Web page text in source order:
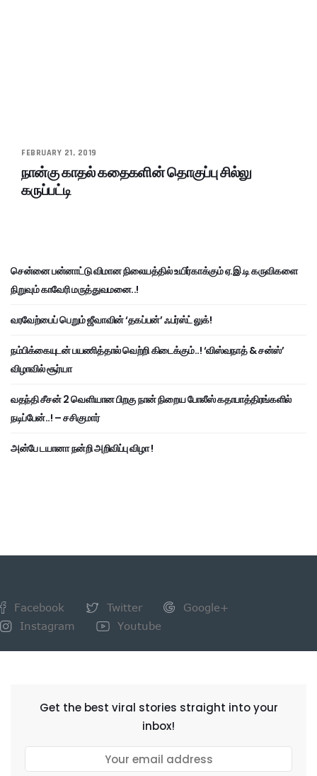
FEBRUARY 21, 2019
நான்கு காதல் கதைகளின் தொகுப்பு சில்லு
கருப்பட்டி
சென்னை பன்னாட்டு விமான நிலையத்தில் உயிர்காக்கும் ஏ.இ.டி கருவிகளை
நிறுவும் காவேரி மருத்துவமனை..!
வரவேற்பைப் பெறும் ஜீவாவின் ‘தகப்பன்’ ஃபர்ஸ்ட் லுக்!
நம்பிக்கையுடன் பயணித்தால் வெற்றி கிடைக்கும்..! ‘விஸ்வநாத் & சன்ஸ்’
விழாவில் சூர்யா
வதந்தி சீசன் 2 வெளியான பிறகு நான் நிறைய போலீஸ் கதாபாத்திரங்களில்
நடிப்பேன்..! – சசிகுமார்
அன்பே டயானா நன்றி அறிவிப்பு விழா !
Facebook Twitter
Google+
Instagram
Youtube
Get the best viral stories straight into your
inbox!